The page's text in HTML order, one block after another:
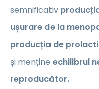
semnificativ
ușurare de la
producția de
și menține echilibrul
reproducător.